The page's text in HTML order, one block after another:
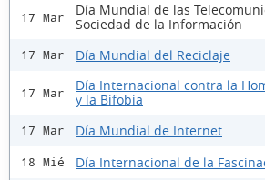
17 Mar
Día Mundial de las
Sociedad de la Información
17 Mar Día Mundial del Reciclaje
17 Mar
Día Internacional contra la
y la Bifobia
17 Mar Día Mundial de Internet
18 Mié Día Internacional de la